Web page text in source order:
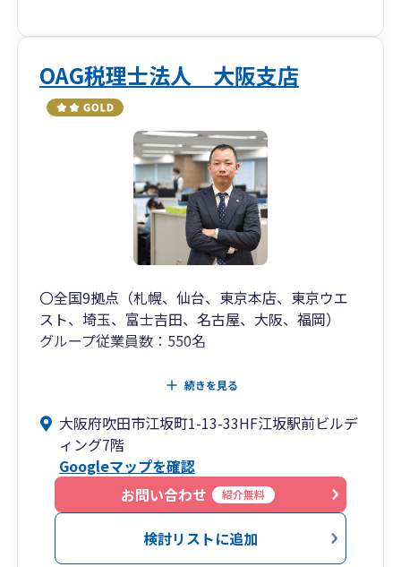
だけます。
現在は、北海道から沖縄まで、全国のお客様に対
応しております。
また、特定の業種に限定せず、幅広い業種のお客
様をサポートしております。
これまでにご相談いただいた主な業種は以下のと
・医療法人、クリニック、訪問看護業、調剤薬
局、宗教法人、社会福祉法人、企業型保育園など
テクノロジー・クリエイティブ
・IT業、広告業、YouTuber、アニメーション業
など
・芸能業、不動産業、コンサルタント業
OAG税理士法人 大阪支店
〇全国9拠点（札幌、仙台、東京本店、東京ウエ
スト、埼玉、富士吉田、名古屋、大阪、福岡）
グループ従業員数：550名
○企業経営の舵取りをワンストップサポート
発・人材開発のエキスパート集団と連携し、常に
お客様の傍に寄り添い、最高のソリューションを
提供し続けます。お客様のニーズは多様化してお
り、ひとつのチカラだけでは、満足していただけ
るサービスを提供することができません。お客様
に選ばれる非凡なコンサルタント集団として、こ
れからも邁進していきます。
続きを見る
大阪府吹田市江坂町1-13-33HF江坂駅前ビルデ
ィング7階
Googleマップを確認
お問い合わせ
紹介無料
検討リストに追加